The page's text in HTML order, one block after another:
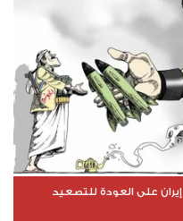
على العودة للتصعيد